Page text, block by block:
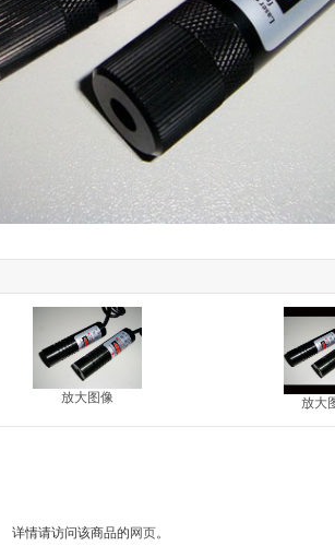
放大图像 放大
详情请访问该商品的 网页。